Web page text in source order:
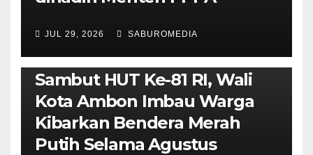
JUL 29, 2026 SABUROMEDIA
AMBON METRO POLITIK & PEMERINTAHAN
Sambut HUT Ke-81 RI, Wali
Kota Ambon Imbau Warga
Kibarkan Bendera Merah
Putih Selama Agustus